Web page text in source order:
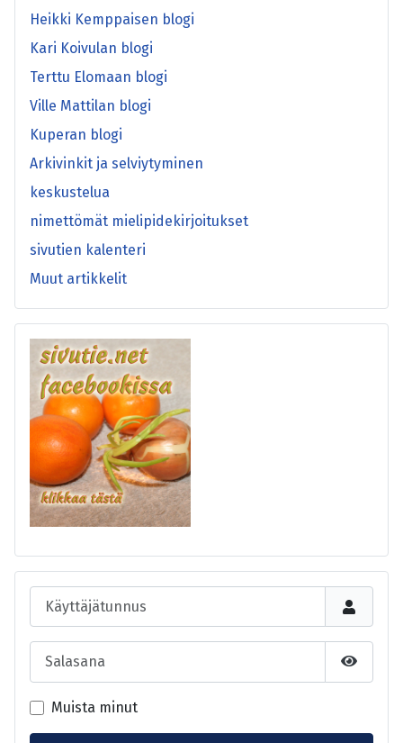
Heikki Kemppaisen blogi
Kari Koivulan blogi
Terttu Elomaan blogi
Ville Mattilan blogi
Kuperan blogi
Arkivinkit ja selviytyminen
keskustelua
nimettömät mielipidekirjoitukset
sivutien kalenteri
Muut artikkelit
Käyttäjätunnus
Salasana
Näytä
Muista minut